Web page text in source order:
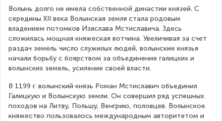
Волынь долго не имела собственной династии князей. С
середины XII века Волынская земля стала родовым
владением потомков Изяслава Мстиславича. Здесь
сложилась мощная княжеская вотчина. Увеличивая за счет
раздач земель число служилых людей, волынские князья
начали борьбу с боярством за объединение галицких и
волынских земель, усиление своей власти.
В 1199 г. волынский князь Роман Мстиславич объединил
Галицкую и Волынскую земли. Он совершил ряд успешных
походов на Литву, Польшу, Венгрию, половцев. Волынское
княжество пользовалось международным авторитетом и